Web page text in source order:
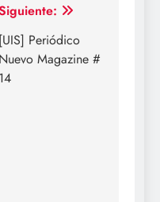
[UIS] Periódico
Nuevo Magazine #
14